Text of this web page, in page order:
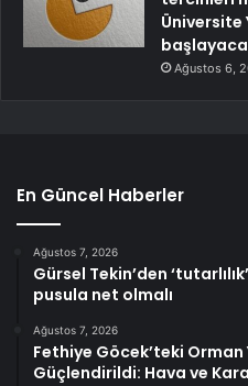
Üniversite
Ağustos 6,
En Güncel Haberler
Ağustos 7, 2026
Gürsel Tekin’den
pusula net olmalı
Ağustos 7, 2026
Fethiye Göcek’teki Orman
Güçlendirildi: Hava ve Kara